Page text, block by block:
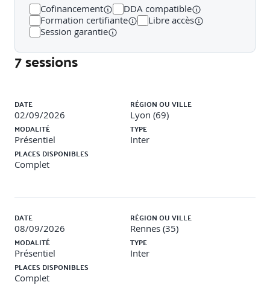
Cofinancement
DDA compatible
Formation certifiante
Libre accès
Session garantie
7 sessions
DATE
02/09/2026
RÉGION OU VILLE
Lyon (69)
MODALITÉ
Présentiel
TYPE
Inter
PLACES DISPONIBLES
Complet
DATE
08/09/2026
RÉGION OU VILLE
Rennes (35)
MODALITÉ
Présentiel
TYPE
Inter
PLACES DISPONIBLES
Complet